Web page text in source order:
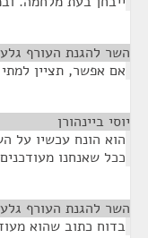
השר להגנת העורף
אם אפשר, תציין
יוסי ביינהורן
ככל שאנחנו
השר להגנת העורף
בדוח כתוב שהוא מעודכן